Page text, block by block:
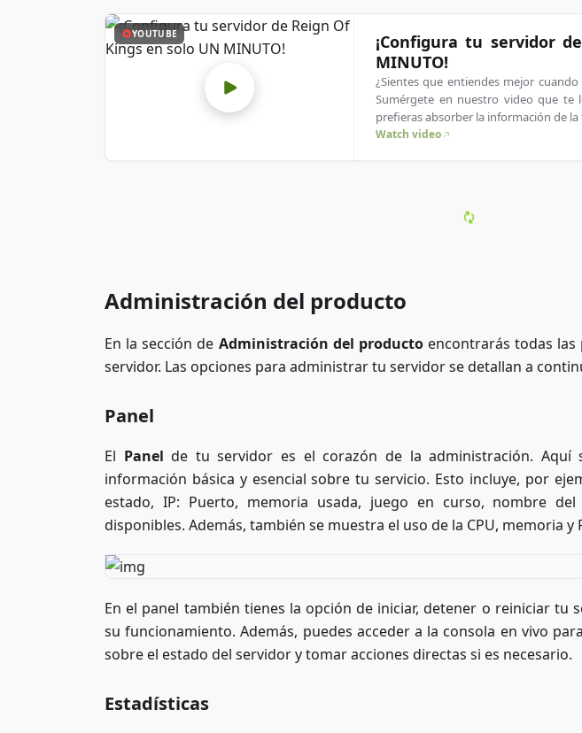
YOUTUBE
¡Configura tu servidor
MINUTO!
¿Sientes que entiendes mejor
Sumérgete en nuestro video que te
prefieras absorber la información de
Watch video
Administración del producto
En la sección de Administración del productoencontrarás todas las
servidor. Las opciones para administrar tu servidor se detallan a
Panel
El Panel de tu servidor es el corazón de la administración.
información básica y esencial sobre tu servicio. Esto incluye, por
estado, IP: Puerto, memoria usada, juego en curso, nombre
disponibles. Además, también se muestra el uso de la CPU, memoria y
En el panel también tienes la opción de iniciar, detener o reiniciar
su funcionamiento. Además, puedes acceder a la consola en vivo
sobre el estado del servidor y tomar acciones directas si es necesario.
Estadísticas